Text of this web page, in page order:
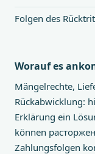
Folgen des
Worauf es
Mängelrechte,
Rückabwicklung:
Erklärung ein
können
Zahlungsfolgen